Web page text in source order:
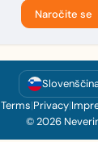
Naročite se
Terms|Privacy|
© 2026